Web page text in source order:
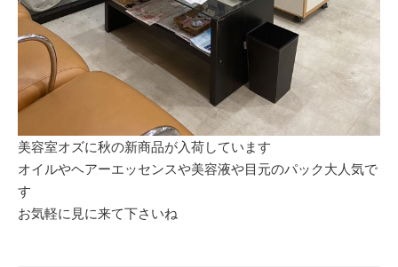
美容室オズに秋の新商品が入荷しています
オイルやヘアーエッセンスや美容液や目元のパック大人気で
す
お気軽に見に来て下さいね